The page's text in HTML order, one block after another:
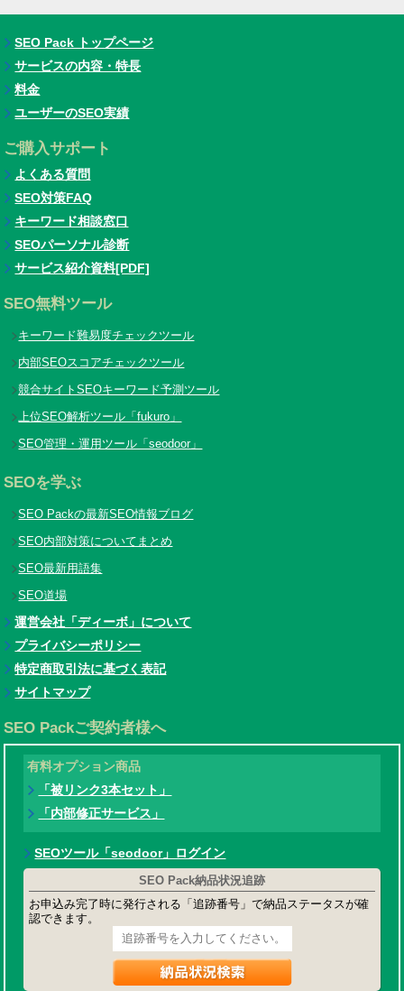
SEO Pack トップページ
サービスの内容・特長
料金
ユーザーのSEO実績
ご購入サポート
よくある質問
SEO対策FAQ
キーワード相談窓口
SEOパーソナル診断
サービス紹介資料[PDF]
SEO無料ツール
キーワード難易度チェックツール
内部SEOスコアチェックツール
競合サイトSEOキーワード予測ツール
上位SEO解析ツール「fukuro」
SEO管理・運用ツール「seodoor」
SEOを学ぶ
SEO Packの最新SEO情報ブログ
SEO内部対策についてまとめ
SEO最新用語集
SEO道場
運営会社「ディーボ」について
プライバシーポリシー
特定商取引法に基づく表記
サイトマップ
SEO Packご契約者様へ
有料オプション商品
「被リンク3本セット」
「内部修正サービス」
SEOツール「seodoor」ログイン
SEO Pack納品状況追跡
お申込み完了時に発行される「追跡番号」で納品ステータスが確
認できます。